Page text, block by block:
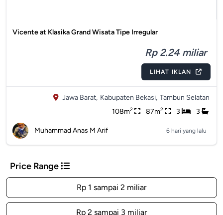
Vicente at Klasika Grand Wisata Tipe Irregular
Rp 2.24 miliar
LIHAT IKLAN
Jawa Barat, Kabupaten Bekasi, Tambun Selatan
108m2 87m2 3 3
Muhammad Anas M Arif 6 hari yang lalu
Price Range
Rp 1 sampai 2 miliar
Rp 2 sampai 3 miliar